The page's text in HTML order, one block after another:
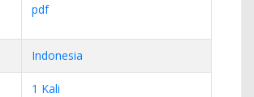
pdf
Indonesia
1 Kali